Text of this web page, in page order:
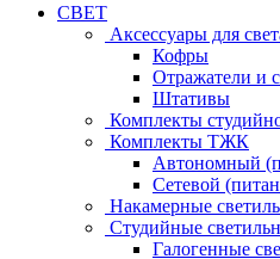
СВЕТ
Аксессуары для
Кофры
Отражатели и
Штативы
Комплекты
Комплекты ТЖК
Автономный
Сетевой
Накамерные
Студийные
Галогенные